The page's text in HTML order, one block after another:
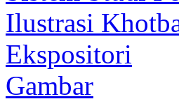
Ilustrasi
Ekspositori
Gambar